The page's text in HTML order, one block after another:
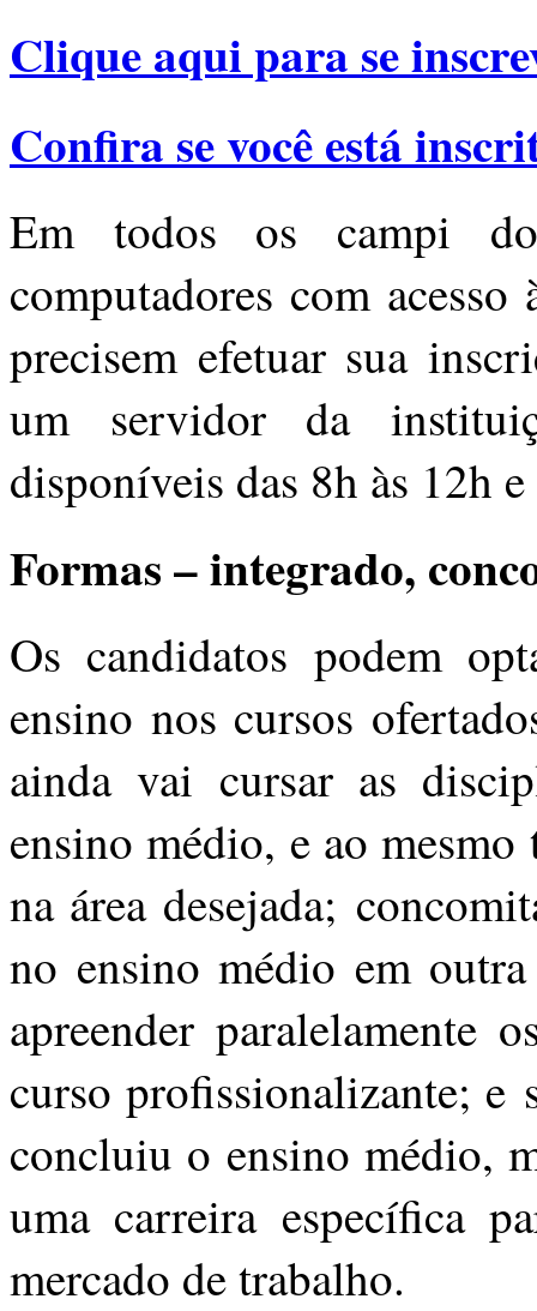
Clique aqui para se
Confira se você está
Em todos os campi
computadores com
precisem efetuar sua
um servidor da
disponíveis das 8h às 12h
Formas – integrado,
Os candidatos podem
ensino nos cursos
ainda vai cursar as
ensino médio, e ao
na área desejada;
no ensino médio em
apreender paralelamente
curso profissionalizante; e
concluiu o ensino médio,
uma carreira específica
mercado de trabalho.